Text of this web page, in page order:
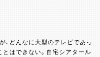
、どんなに大型のテレビであっ
はできない。自宅シアタール